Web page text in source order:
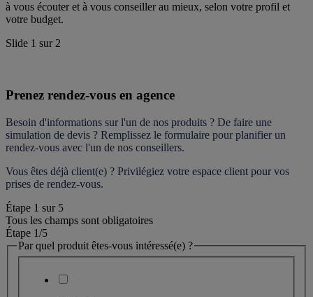
à vous écouter et à vous conseiller au mieux, selon votre profil et
votre budget.
Slide 1 sur 2
Prenez rendez-vous en agence
Besoin d'informations sur l'un de nos produits ? De faire une
simulation de devis ? Remplissez le formulaire pour planifier un
rendez-vous avec l'un de nos conseillers.
Vous êtes déjà client(e) ? Privilégiez votre espace client pour vos
prises de rendez-vous.
Étape 1 sur 5
Tous les champs sont obligatoires
Étape 1/5
Par quel produit êtes-vous intéressé(e) ?